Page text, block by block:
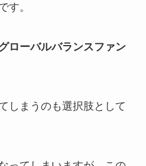
す。
ローバルバランスファン
しまうのも選択肢として